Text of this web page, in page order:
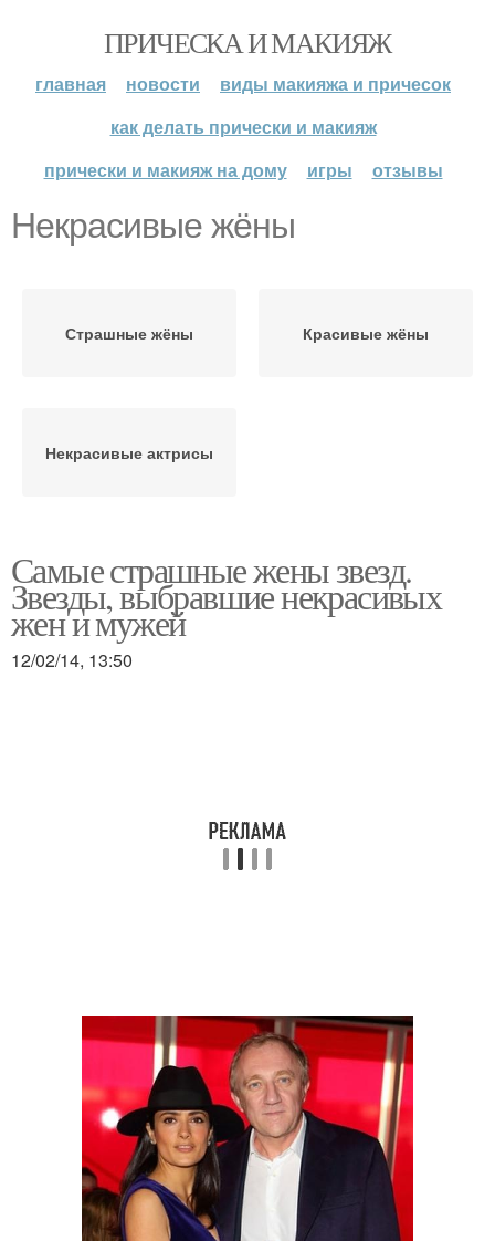
ПРИЧЕСКА И МАКИЯЖ
главная новости
виды макияжа и причесок
как делать прически и макияж
прически и макияж на дому
игры отзывы
Некрасивые жёны
Страшные жёны Красивые жёны
Некрасивые актрисы
Самые страшные жены звезд.
Звезды, выбравшие некрасивых
жен и мужей
12/02/14, 13:50